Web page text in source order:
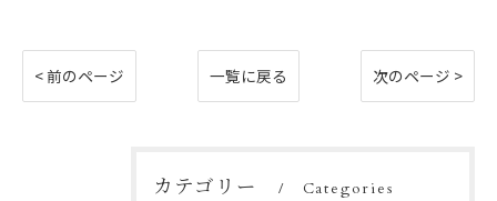
< 前のページ 一覧に戻る 次のページ >
カテゴリー Categories